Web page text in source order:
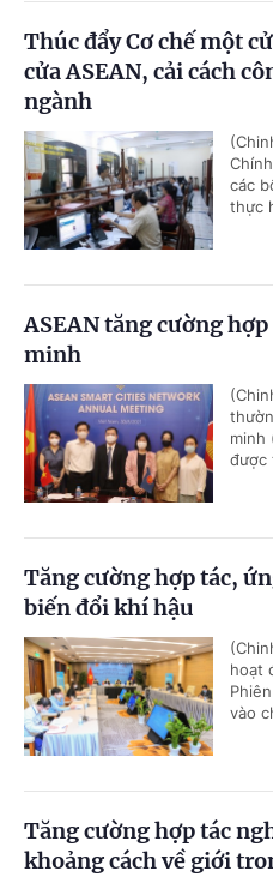
Thúc đẩy Cơ chế một
cửa ASEAN, cải cách
ngành
các
thực
ASEAN tăng cường
minh
minh
được
Tăng cường hợp tác,
biến đổi khí hậu
hoạt
vào
Tăng cường hợp tác
khoảng cách về giới